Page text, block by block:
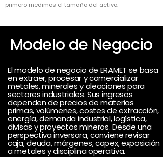
primero medimos el tamaño del activo.
Modelo de Negocio
El modelo de negocio de ERAMET se basa
en extraer, procesar y comercializar
metales, minerales y aleaciones para
sectores industriales. Sus ingresos
dependen de precios de materias
primas, volúmenes, costes de extracción,
energía, demanda industrial, logística,
divisas y proyectos mineros. Desde una
perspectiva inversora, conviene revisar
caja, deuda, márgenes, capex, exposición
a metales y disciplina operativa.